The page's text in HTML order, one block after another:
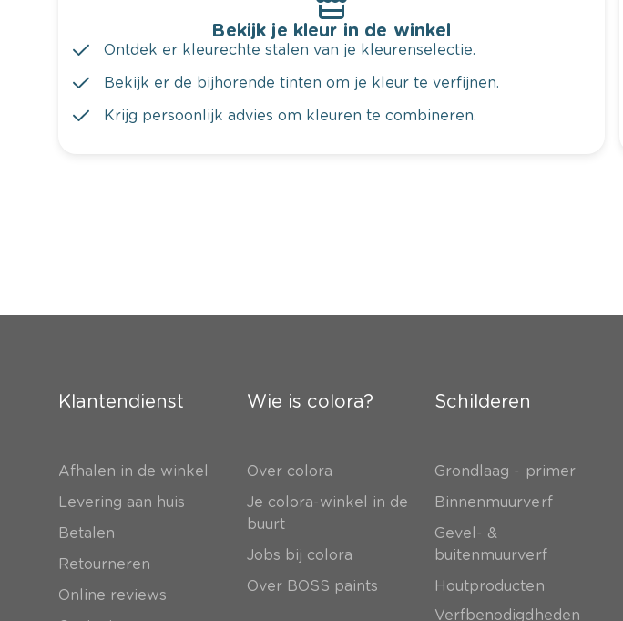
Bekijk je kleur in de winkel
Ontdek er kleurechte stalen van je kleurenselectie.
Bekijk er de bijhorende tinten om je kleur te verfijnen.
Krijg persoonlijk advies om kleuren te combineren.
Klantendienst
Afhalen in de winkel
Levering aan huis
Betalen
Retourneren
Online reviews
Wie is colora?
Over colora
Je colora-winkel in de
buurt
Jobs bij colora
Over BOSS paints
Schilderen
Grondlaag - primer
Binnenmuurverf
Gevel- &
buitenmuurverf
Houtproducten
Verfbenodigdheden